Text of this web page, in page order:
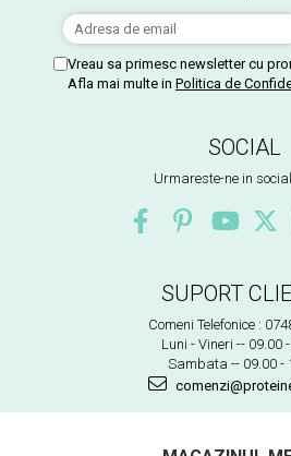
Vreau sa primesc newsletter cu
Afla mai multe in Politica de
SOCIAL
Urmareste-ne in
SUPORT
Comeni Telefonice :
Luni - Vineri -- 09.00
Sambata -- 09.00 -